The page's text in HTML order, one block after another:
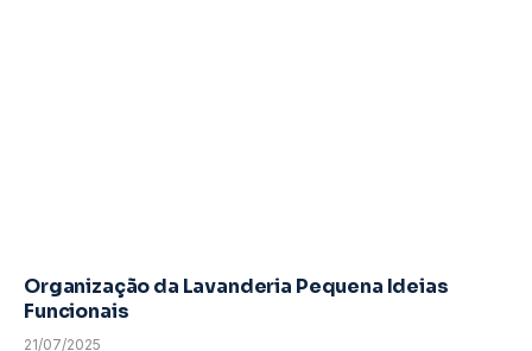
Organização da Lavanderia Pequena Ideias
Funcionais
21/07/2025